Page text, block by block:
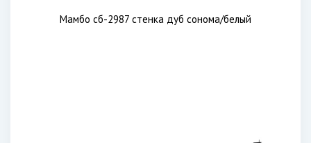
Мамбо сб-2987 стенка дуб сонома/белый